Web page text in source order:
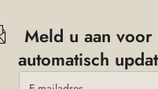
Meld u aan
automatisch
E-